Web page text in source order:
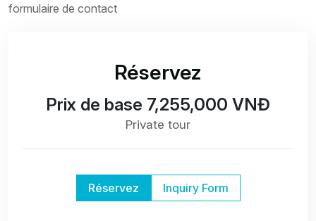
formulaire de contact
Réservez
Prix de base 7,255,000 VNĐ
Private tour
Réservez Inquiry Form